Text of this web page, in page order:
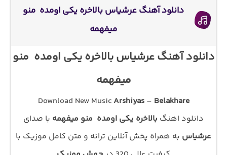
دانلود آهنگ عرشیاس بالاخره یکی اومده ‌ منو‌
میفهمه
دانلود آهنگ عرشیاس بالاخره یکی اومده ‌ منو‌
میفهمه
Download New Music Arshiyas– Belakhare
دانلود اهنگ بالاخره یکی اومده ‌ منو‌ میفهمه با صدای
عرشیاس به همراه پخش آنلاین ترانه و متن کامل موزیک با